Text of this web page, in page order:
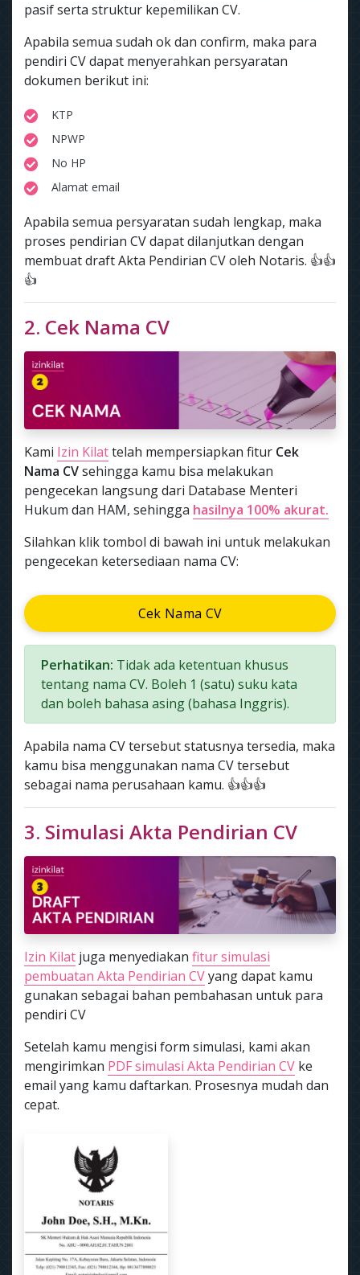
pasif serta struktur kepemilikan CV.
Apabila semua sudah ok dan confirm, maka para
pendiri CV dapat menyerahkan persyaratan
dokumen berikut ini:
KTP
NPWP
No HP
Alamat email
Apabila semua persyaratan sudah lengkap, maka
proses pendirian CV dapat dilanjutkan dengan
membuat draft Akta Pendirian CV oleh Notaris. 👍👍
👍
2. Cek Nama CV
Kami Izin Kilattelah mempersiapkan fitur Cek
Nama CVsehingga kamu bisa melakukan
pengecekan langsung dari Database Menteri
Hukum dan HAM, sehingga hasilnya 100% akurat.
Silahkan klik tombol di bawah ini untuk melakukan
pengecekan ketersediaan nama CV:
Cek Nama CV
Perhatikan: Tidak ada ketentuan khusus
tentang nama CV. Boleh 1 (satu) suku kata
dan boleh bahasa asing (bahasa Inggris).
Apabila nama CV tersebut statusnya tersedia, maka
kamu bisa menggunakan nama CV tersebut
sebagai nama perusahaan kamu. 👍👍👍
3. Simulasi Akta Pendirian CV
Izin Kilat juga menyediakan fitur simulasi
pembuatan Akta Pendirian CVyang dapat kamu
gunakan sebagai bahan pembahasan untuk para
pendiri CV
Setelah kamu mengisi form simulasi, kami akan
mengirimkan PDF simulasi Akta Pendirian CV ke
email yang kamu daftarkan. Prosesnya mudah dan
cepat.